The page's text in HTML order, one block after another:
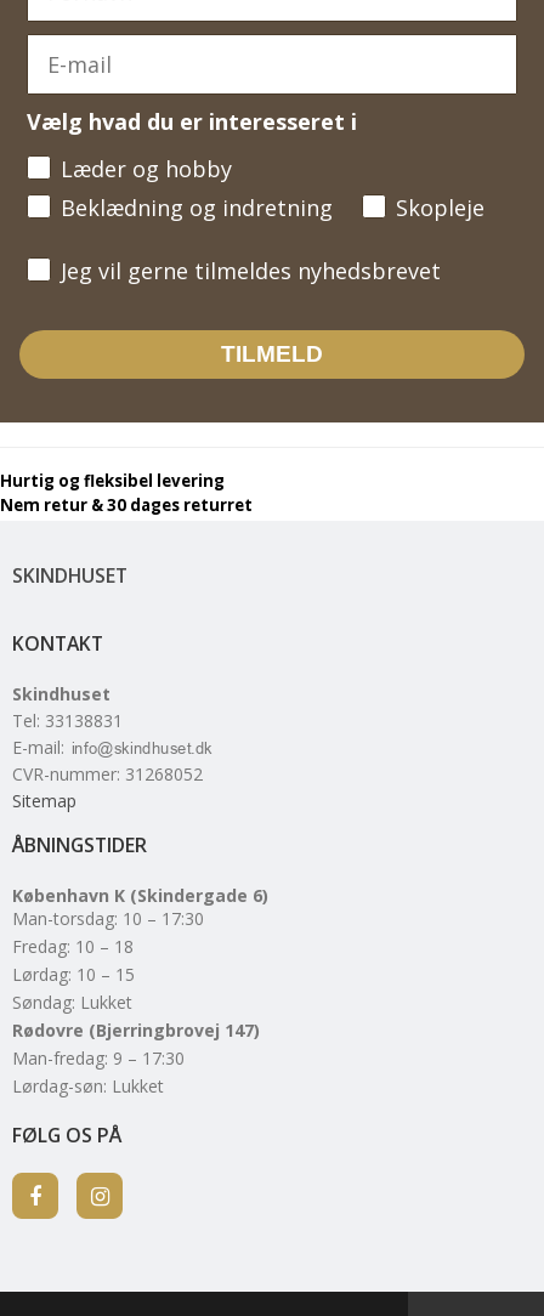
SKINDHUSET
KONTAKT
Skindhuset
Tel: 33138831
E-mail:
CVR-nummer: 31268052
Sitemap
ÅBNINGSTIDER
København K (Skindergade 6)
Man-torsdag: 10 – 17:30
Fredag: 10 – 18
Lørdag: 10 – 15
Søndag: Lukket
Rødovre (Bjerringbrovej 147)
Man-fredag: 9 – 17:30
Lørdag-søn: Lukket
FØLG OS PÅ
Vælg hvad du er interesseret i
Læder og hobby
Beklædning og indretning
Skopleje
Jeg vil gerne tilmeldes nyhedsbrevet
Jeg vil gerne tilmeldes nyhedsbrevet
TILMELD
Hurtig og fleksibel levering
Nem retur & 30 dages returret